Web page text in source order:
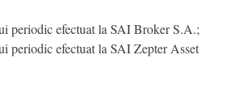
periodic efectuat la SAI Broker S.A.;
periodic efectuat la SAI Zepter Asset